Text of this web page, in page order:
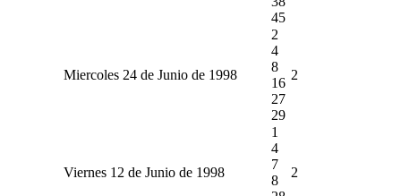
45
Miercoles 24 de Junio de 1998
2
4
8
16
27
29
2
Viernes 12 de Junio de 1998
1
4
7
8
2